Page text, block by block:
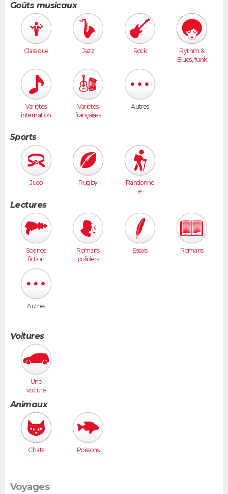
Goûts musicaux
Classique Jazz Rock
Rythm &
Blues, funk
Variétés
internation
Variétés
françaises
Autres
Sports
Judo Rugby
Randonné
e
Lectures
Science
fiction
Romans
policiers
Essais Romans
Autres
Voitures
Une
voiture
moyenne
(Megane,
307...)
Animaux
Chats Poissons
Voyages